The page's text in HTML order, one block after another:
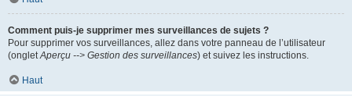
Comment puis-je supprimer mes surveillances de sujets ?
Pour supprimer vos surveillances, allez dans votre panneau de l’utilisateur
(ongletAperçu --> Gestion des surveillances) et suivez les instructions.
Haut